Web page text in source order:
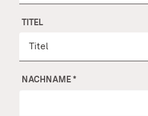
TITEL
NACHNAME*